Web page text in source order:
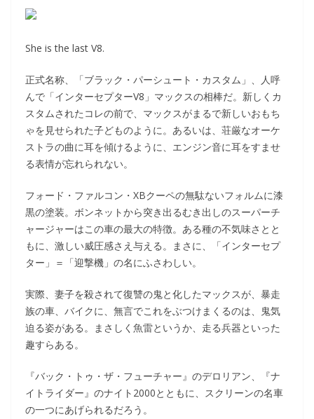
She is the last V8.
正式名称、「ブラック・パーシュート・カスタム」、人呼
んで「インターセプターV8」マックスの相棒だ。新しくカ
スタムされたコレの前で、マックスがまるで新しいおもち
ゃを見せられた子どものように。あるいは、荘厳なオーケ
ストラの曲に耳を傾けるように、エンジン音に耳をすませ
る表情が忘れられない。
フォード・ファルコン・XBクーペの無駄ないフォルムに漆
黒の塗装。ボンネットから突き出るむき出しのスーパーチ
ャージャーはこの車の最大の特徴。ある種の不気味さとと
もに、激しい威圧感さえ与える。まさに、「インターセプ
ター」＝「迎撃機」の名にふさわしい。
実際、妻子を殺されて復讐の鬼と化したマックスが、暴走
族の車、バイクに、無言でこれをぶつけまくるのは、鬼気
迫る姿がある。まさしく魚雷というか、走る兵器といった
趣すらある。
『バック・トゥ・ザ・フューチャー』のデロリアン、『ナ
イトライダー』のナイト2000とともに、スクリーンの名車
の一つにあげられるだろう。